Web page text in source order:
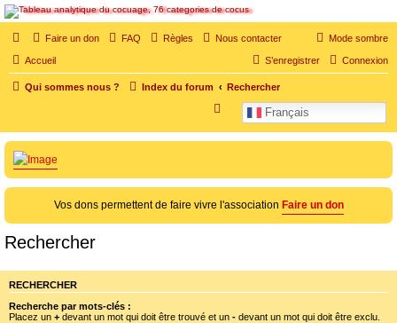
SOS cocu
SOS cocu est une association loi 1901 dont l'objet est le soutien aux victimes d'adultère.
Pouvoir parler, se confier, recevoir un soutien moral pour traverser une situation
Mode sombre
Faire un don FAQ Règles Nous contacter
Accueil Connexion
S’enregistrer
Qui sommes nous ? Index du forum Rechercher
Français
Vos dons permettent de faire vivre l'association Faire un don
Rechercher
RECHERCHER
Recherche par mots-clés :
Placez un + devant un mot qui doit être trouvé et un - devant un mot qui doit être exclu.